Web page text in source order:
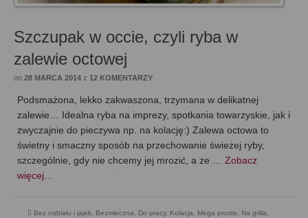
Szczupak w occie, czyli ryba w
zalewie octowej
on 28 MARCA 2014 z 12 KOMENTARZY
Podsmażona, lekko zakwaszona, trzymana w delikatnej
zalewie… Idealna ryba na imprezy, spotkania towarzyskie, jak i
zwyczajnie do pieczywa np. na kolację:) Zalewa octowa to
świetny i smaczny sposób na przechowanie świeżej ryby,
szczególnie, gdy nie chcemy jej mrozić, a ze … Zobacz
więcej…
Bez nabiału i jajek, Bezmleczna, Do pracy, Kolacja, Mega proste, Na grilla,